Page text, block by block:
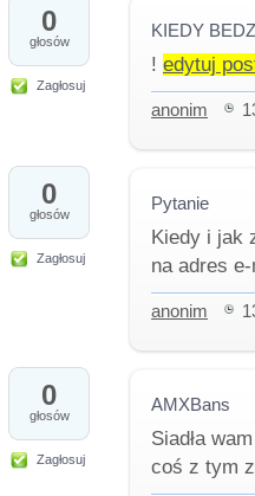
0
głosów
Zagłosuj
KIEDY
! edytuj
anonim
0
głosów
Zagłosuj
Pytanie
Kiedy i jak
na adres
anonim
0
głosów
Zagłosuj
AMXBans
Siadła
coś z tym